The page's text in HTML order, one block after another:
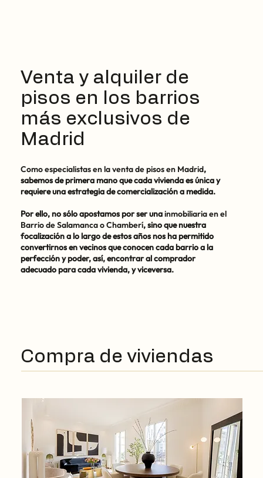
Venta y alquiler de
pisos en los barrios
más exclusivos de
Madrid
Como especialistas en la venta de pisos en Madrid,
sabemos de primera mano que cada vivienda es única y
requiere una estrategia de comercialización a medida.
Por ello, no sólo apostamos por ser unainmobiliaria en el
Barrio de Salamanca o Chamberí, sino que nuestra
focalización a lo largo de estos años nos ha permitido
convertirnos en vecinos que conocen cada barrio a la
perfección y poder, así, encontrar al comprador
adecuado para cada vivienda, y viceversa.
Compra de viviendas